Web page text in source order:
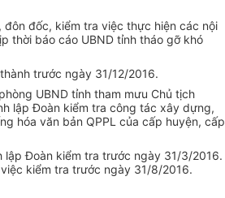
đôn đốc, kiểm tra việc thực hiện các nội
thời báo cáo UBND tỉnh tháo gỡ khó
trước ngày 31/12/2016.
UBND tỉnh tham mưu Chủ tịch
lập Đoàn kiểm tra công tác xây dựng,
hóa văn bản QPPL của cấp huyện, cấp
lập Đoàn kiểm tra trước ngày 31/3/2016.
kiểm tra trước ngày 31/8/2016.